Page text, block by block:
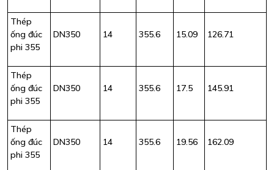
Thép
ống đúc
phi 355
DN350 14 355.6 15.09 126.71
Thép
ống đúc
phi 355
DN350 14 355.6 17.5 145.91
Thép
ống đúc
phi 355
DN350 14 355.6 19.56 162.09